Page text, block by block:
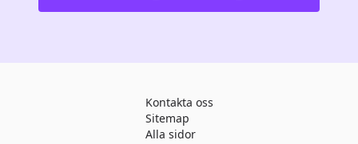
Kontakta oss
Sitemap
Alla sidor